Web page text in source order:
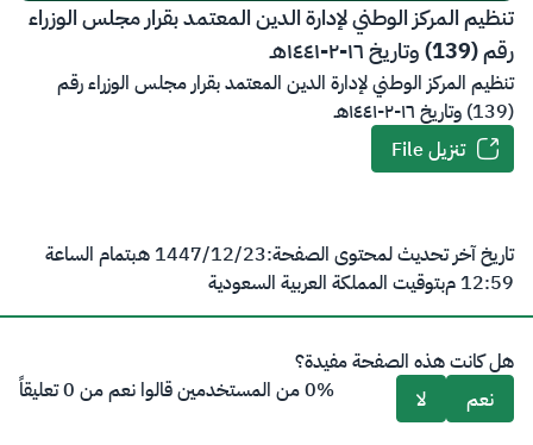
تنظيم المركز الوطني لإدارة الدين المعتمد بقرار مجلس الوزراء
رقم (139) وتاريخ ١٦-٢-١٤٤١هـ
تنظيم المركز الوطني لإدارة الدين المعتمد بقرار مجلس الوزراء رقم
(139) وتاريخ ١٦-٢-١٤٤١هـ
تنزيل File
تاريخ آخر تحديث لمحتوى الصفحة:23‏/12‏/1447 هـ
بتمام الساعة
12:59 م
بتوقيت المملكة العربية السعودية
هل كانت هذه الصفحة مفيدة؟
نعم
لا 0% من المستخدمين قالوا نعم من 0 تعليقاً